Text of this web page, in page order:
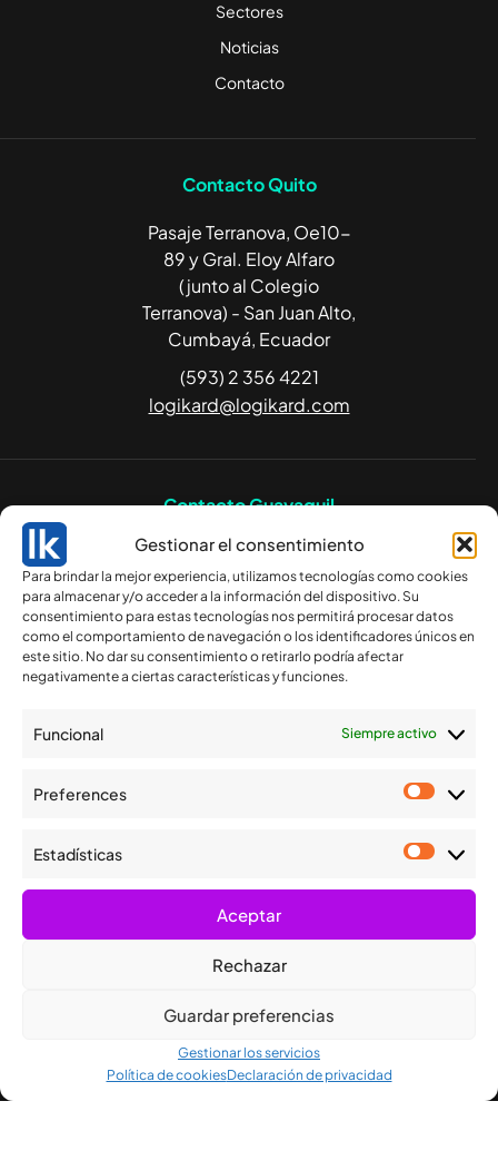
Gestionar el consentimiento
Para brindar la mejor experiencia, utilizamos tecnologías como cookies
para almacenar y/o acceder a la información del dispositivo. Su
consentimiento para estas tecnologías nos permitirá procesar datos
como el comportamiento de navegación o los identificadores únicos en
este sitio. No dar su consentimiento o retirarlo podría afectar
negativamente a ciertas características y funciones.
Funcional Siempre activo
Preferences
Estadísticas
Gestionar los servicios
Aceptar
Rechazar
Guardar preferencias
Política de cookiesDeclaración de privacidad
Nuestra tecnología y experiencia garantizan soluciones
inteligentes para medios de pago, identificación y
Sectores
Noticias
Contacto
Contacto Quito
Pasaje Terranova, Oe10-
89 y Gral. Eloy Alfaro
(junto al Colegio
Terranova) - San Juan Alto,
Cumbayá, Ecuador
(593) 2 356 4221
logikard@logikard.com
Contacto Guayaquil
Av. Francisco de Orellana
234 Edificio Blue Towers,
piso 14. Guayaquil,
Ecuador.
(593) 4 263 0924
reservados